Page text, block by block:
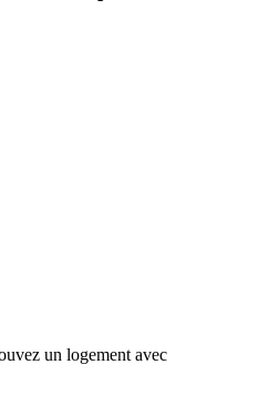
un logement avec